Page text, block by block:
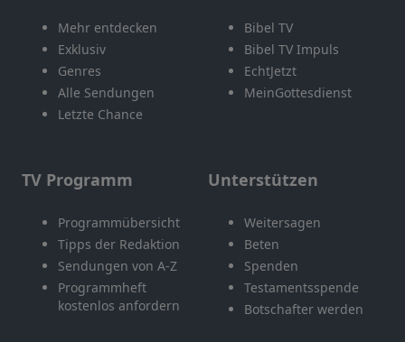
Mehr entdecken
Exklusiv
Genres
Alle Sendungen
Letzte Chance
Bibel TV
Bibel TV Impuls
EchtJetzt
MeinGottesdienst
TV Programm
Programmübersicht
Tipps der Redaktion
Sendungen von A-Z
Programmheft
kostenlos anfordern
Unterstützen
Weitersagen
Beten
Spenden
Testamentsspende
Botschafter werden